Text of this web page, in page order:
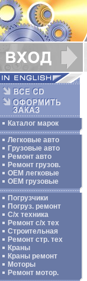
Каталог марок
Легковые авто
Грузовые авто
Ремонт авто
Ремонт грузов.
ОЕМ легковые
OEM грузовые
Погрузчики
Погруз. ремонт
С/х техника
Ремонт с/х тех
Строительная
Ремонт стр. тех
Краны
Краны ремонт
Моторы
Ремонт мотор.